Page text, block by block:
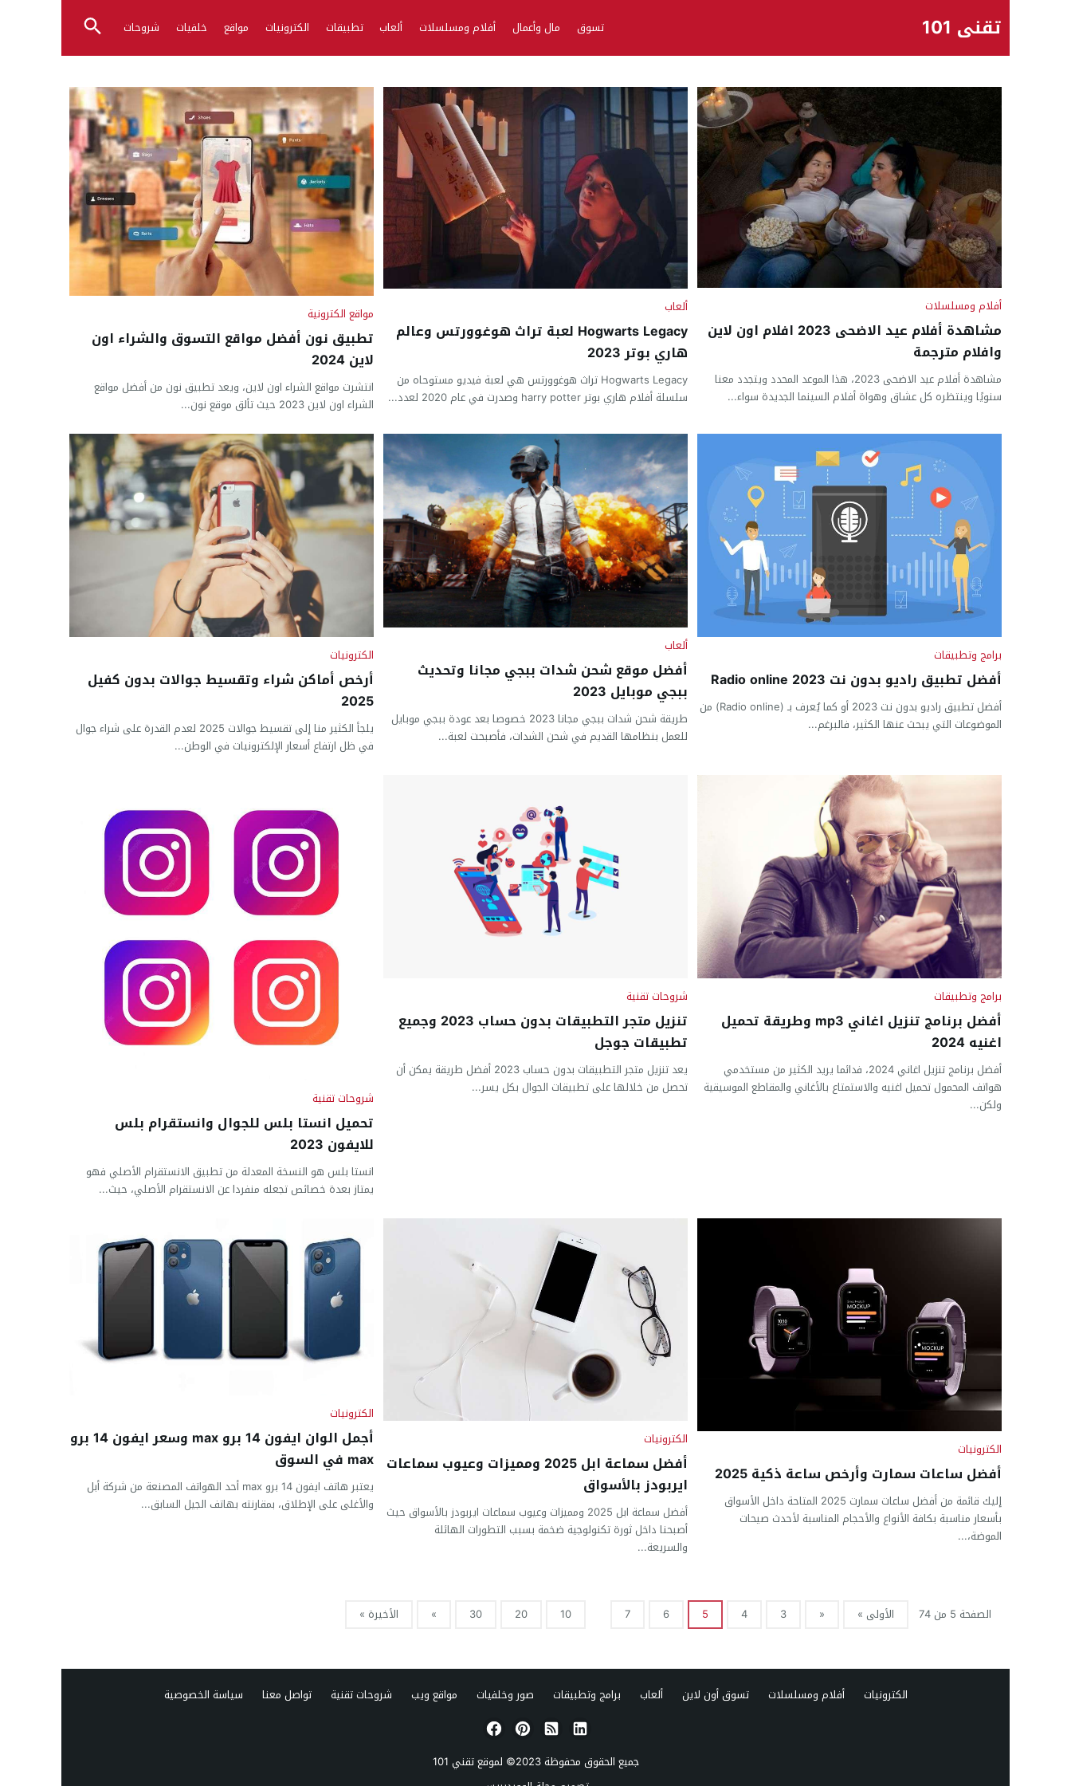
تقني 101 تسوق مال وأعمال أفلام ومسلسلات ألعاب تطبيقات الكترونيات مواقع خلفيات شروحات
أفلام ومسلسلات
مشاهدة أفلام عيد الاضحى 2023 افلام اون لاين
وافلام مترجمة
مشاهدة أفلام عيد الاضحى 2023، هذا الموعد المحدد ويتجدد معنا
سنويًا وينتظره كل عشاق وهواة أفلام السينما الجديدة سواء...
ألعاب
Hogwarts Legacy لعبة تراث هوغوورتس وعالم
هاري بوتر 2023
Hogwarts Legacy تراث هوغوورتس هي لعبة فيديو مستوحاه من
سلسلة أفلام هاري بوتر harry potter وصدرت في عام 2020 لعدد...
مواقع الكترونية
تطبيق نون أفضل مواقع التسوق والشراء اون
لاين 2024
انتشرت مواقع الشراء اون لاين، ويعد تطبيق نون من أفضل مواقع
الشراء اون لاين 2023 حيث تألق موقع نون...
برامج وتطبيقات
أفضل تطبيق راديو بدون نت 2023 Radio online
أفضل تطبيق راديو بدون نت 2023 أو كما يُعرف بـ (Radio online) من
الموضوعات التي يبحث عنها الكثير، فالبرغم...
ألعاب
أفضل موقع شحن شدات ببجي مجانا وتحديث
ببجي موبايل 2023
طريقة شحن شدات ببجي مجانا 2023 خصوصا بعد عودة ببجي موبايل
للعمل بنظامها القديم في شحن الشدات، فأصبحت لعبة...
الكترونيات
أرخص أماكن شراء وتقسيط جوالات بدون كفيل
2025
يلجأ الكثير منا إلى تقسيط جوالات 2025 لعدم القدرة على شراء جوال
في ظل ارتفاع أسعار الإلكترونيات في الوطن...
برامج وتطبيقات
أفضل برنامج تنزيل اغاني mp3 وطريقة تحميل
اغنيه 2024
أفضل برنامج تنزيل اغاني 2024، فدائما يريد الكثير من مستخدمي
هواتف المحمول تحميل اغنيه والاستمتاع بالأغاني والمقاطع الموسيقية
ولكن...
شروحات تقنية
تنزيل متجر التطبيقات بدون حساب 2023 وجميع
تطبيقات جوجل
يعد تنزيل متجر التطبيقات بدون حساب 2023 أفضل طريقة يمكن أن
تحصل من خلالها على تطبيقات الجوال بكل يسر...
شروحات تقنية
تحميل انستا بلس للجوال وانستقرام بلس
للايفون 2023
انستا بلس هو النسخة المعدلة من تطبيق الانستقرام الأصلي فهو
يمتاز بعدة خصائص تجعله منفردا عن الانستقرام الأصلي، حيث...
الكترونيات
أفضل ساعات سمارت وأرخص ساعة ذكية 2025
إليك قائمة من أفضل ساعات سمارت 2025 المتاحة داخل الأسواق
بأسعار مناسبة بكافة الأنواع والأحجام المناسبة لأحدث صيحات
الموضة،...
الكترونيات
أفضل سماعة ابل 2025 ومميزات وعيوب سماعات
ايربودز بالأسواق
أفضل سماعة ابل 2025 ومميزات وعيوب سماعات ايربودز بالأسواق حيث
أصبحنا داخل ثورة تكنولوجية ضخمة بسبب التطورات الهائلة
والسريعة...
الكترونيات
أجمل الوان ايفون 14 برو max وسعر ايفون 14 برو
max في السوق
يعتبر هاتف ايفون 14 برو max أحد الهواتف المصنعة من شركة أبل
والأغلى على الإطلاق، بمقارنته بهاتف الجيل السابق...
الصفحة 5 من 74 الأولى » «
3
4
5
6
7
10
20
30
» الأخيرة »
الكترونيات أفلام ومسلسلات تسوق أون لاين ألعاب برامج وتطبيقات صور وخلفيات مواقع ويب شروحات تقنية تواصل معنا سياسة الخصوصية
جميع الحقوق محفوظة 2023© لموقع
تقني 101